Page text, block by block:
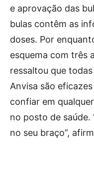
e aprovação das
bulas contêm as
doses. Por
esquema com três
ressaltou que
Anvisa são
confiar em
no posto de saúde.
no seu braço”,